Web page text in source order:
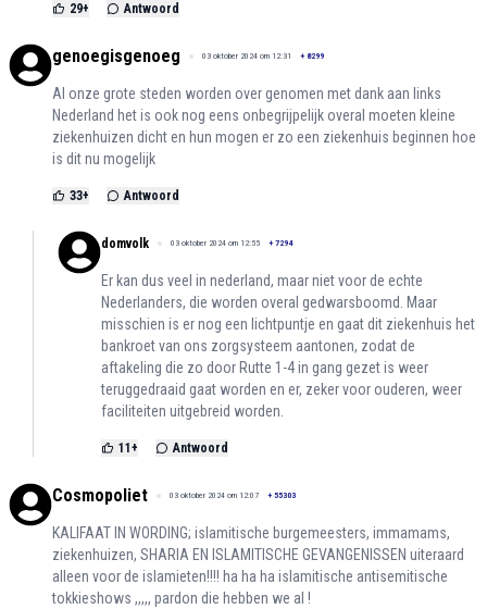
29+ Antwoord
genoegisgenoeg 03 oktober 2024 om 12:31 + 8299
Al onze grote steden worden over genomen met dank aan links
Nederland het is ook nog eens onbegrijpelijk overal moeten kleine
ziekenhuizen dicht en hun mogen er zo een ziekenhuis beginnen hoe
is dit nu mogelijk
33+ Antwoord
domvolk 03 oktober 2024 om 12:55 + 7294
Er kan dus veel in nederland, maar niet voor de echte
Nederlanders, die worden overal gedwarsboomd. Maar
misschien is er nog een lichtpuntje en gaat dit ziekenhuis het
bankroet van ons zorgsysteem aantonen, zodat de
aftakeling die zo door Rutte 1-4 in gang gezet is weer
teruggedraaid gaat worden en er, zeker voor ouderen, weer
faciliteiten uitgebreid worden.
11 + Antwoord
Cosmopoliet 03 oktober 2024 om 12:07 + 55303
KALIFAAT IN WORDING; islamitische burgemeesters, immamams,
ziekenhuizen, SHARIA EN ISLAMITISCHE GEVANGENISSEN uiteraard
alleen voor de islamieten!!!! ha ha ha islamitische antisemitische
tokkieshows ,,,,, pardon die hebben we al !